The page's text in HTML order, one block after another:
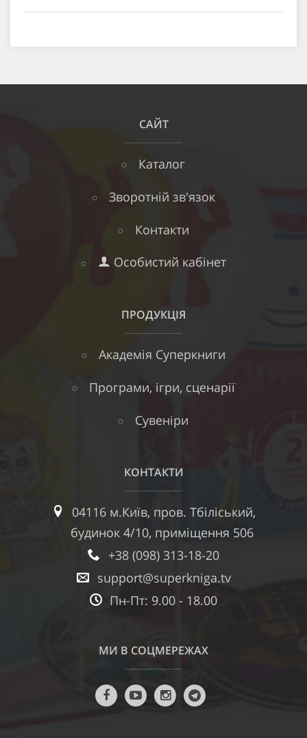
САЙТ
Каталог
Зворотній зв'язок
Контакти
Особистий кабінет
ПРОДУКЦІЯ
Академія Суперкниги
Програми, ігри, сценарії
Сувеніри
КОНТАКТИ
04116 м.Київ, пров. Тбіліський,
будинок 4/10, приміщення 506
+38 (098) 313-18-20
support@superkniga.tv
Пн-Пт: 9.00 - 18.00
МИ В СОЦМЕРЕЖАХ